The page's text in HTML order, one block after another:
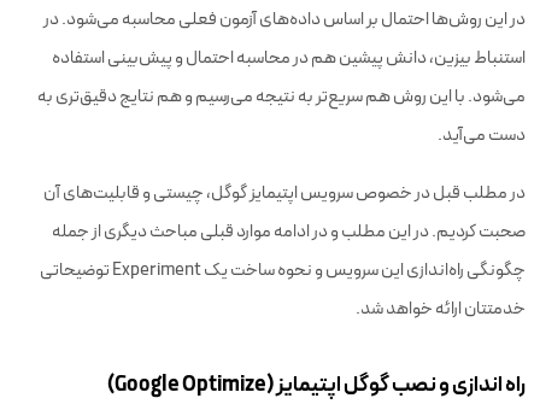
در این روش‌ها احتمال بر اساس داده‌های آزمون فعلی محاسبه می‌شود. در
استنباط بیزین، دانش پیشین هم در محاسبه احتمال و پیش‌بینی استفاده
می‌شود. با این روش هم سریع‌تر به نتیجه می‌رسیم و هم نتایج دقیق‌تری به
دست می‌آید.
در مطلب قبل در خصوص سرویس اپتیمایز گوگل، چیستی و قابلیت‌های آن
صحبت کردیم. در این مطلب و در ادامه موارد قبلی مباحث دیگری از جمله
چگونگی راه‌اندازی این سرویس و نحوه ساخت یک Experiment توضیحاتی
خدمتتان ارائه خواهد شد.
راه اندازی و نصب گوگل اپتیمایز (Google Optimize)